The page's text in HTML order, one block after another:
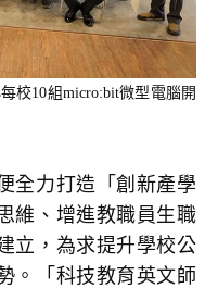
校10組micro:bit微型電腦開
全力打造「創新產學
維、增進教職員生職
立，為求提升學校公
。「科技教育英文師